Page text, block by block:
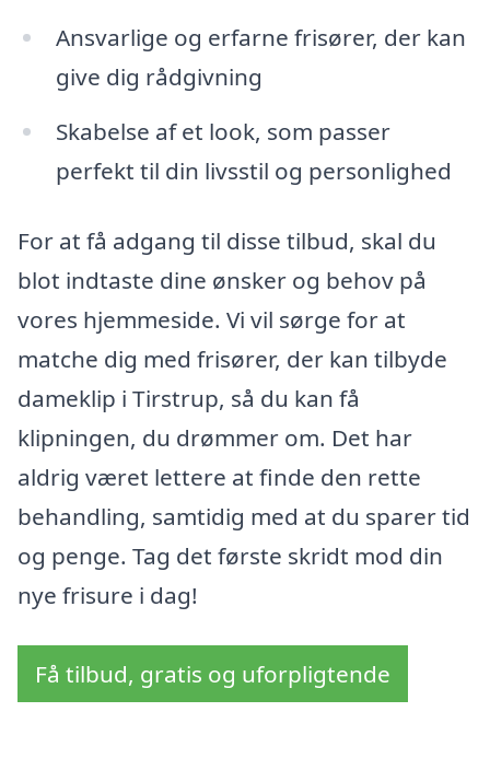
Ansvarlige og erfarne frisører, der kan
give dig rådgivning
Skabelse af et look, som passer
perfekt til din livsstil og personlighed
For at få adgang til disse tilbud, skal du
blot indtaste dine ønsker og behov på
vores hjemmeside. Vi vil sørge for at
matche dig med frisører, der kan tilbyde
dameklip i Tirstrup, så du kan få
klipningen, du drømmer om. Det har
aldrig været lettere at finde den rette
behandling, samtidig med at du sparer tid
og penge. Tag det første skridt mod din
nye frisure i dag!
Få tilbud, gratis og uforpligtende